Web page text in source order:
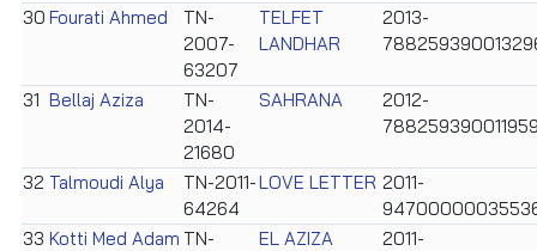
30 Fourati Ahmed
TN-
2007-
63207
TELFET
LANDHAR
2013-
31 Bellaj Aziza
TN-
2014-
21680
SAHRANA
2012-
32 Talmoudi Alya
TN-2011-
64264
LOVE LETTER 2011-
33 Kotti Med Adam TN-
EL AZIZA
2011-